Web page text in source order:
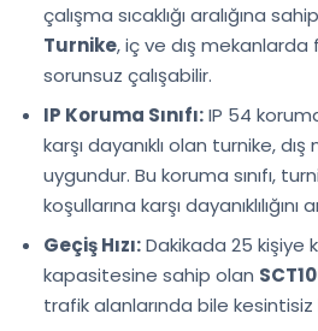
çalışma sıcaklığı aralığına
Turnike, iç ve dış mekanlarda
sorunsuz çalışabilir.
IP Koruma Sınıfı:IP 54
karşı dayanıklı olan turnike,
uygundur. Bu koruma sınıfı,
koşullarına karşı dayanıklılığını
Geçiş Hızı:Dakikada 25 kişiye
kapasitesine sahip olan
trafik alanlarında bile kesintisiz